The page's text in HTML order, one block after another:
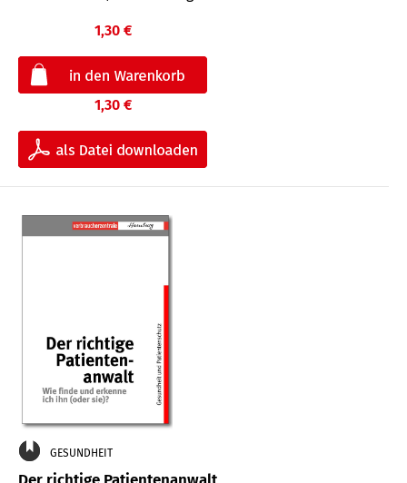
1,30 €
1,30 €
GESUNDHEIT